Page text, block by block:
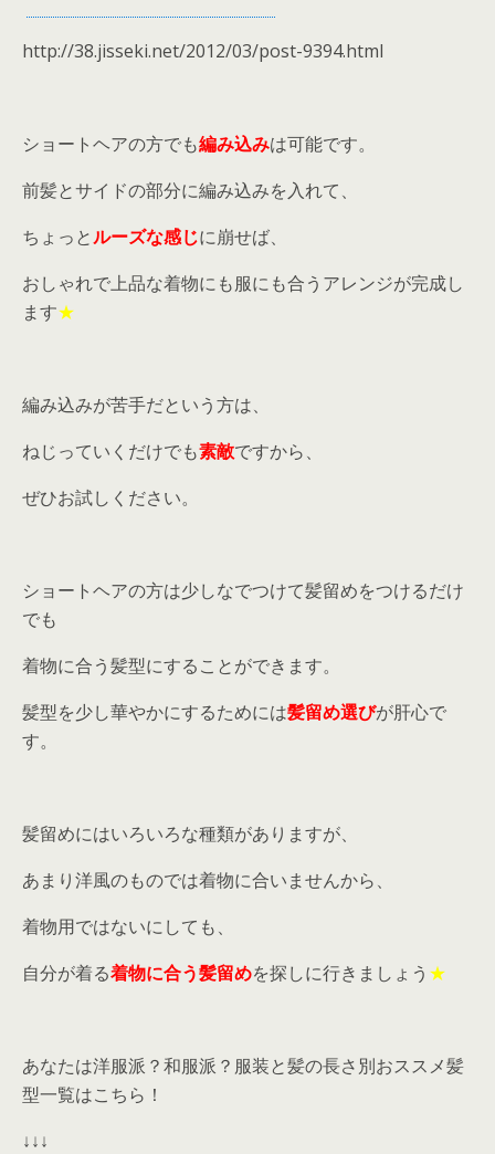
http://38.jisseki.net/2012/03/post-9394.html
ショートヘアの方でも編み込みは可能です。
前髪とサイドの部分に編み込みを入れて、
ちょっとルーズな感じに崩せば、
おしゃれで上品な着物にも服にも合うアレンジが完成し
ます★
編み込みが苦手だという方は、
ねじっていくだけでも素敵ですから、
ぜひお試しください。
ショートヘアの方は少しなでつけて髪留めをつけるだけ
でも
着物に合う髪型にすることができます。
髪型を少し華やかにするためには髪留め選びが肝心で
す。
髪留めにはいろいろな種類がありますが、
あまり洋風のものでは着物に合いませんから、
着物用ではないにしても、
自分が着る着物に合う髪留めを探しに行きましょう ★
あなたは洋服派？和服派？服装と髪の長さ別おススメ髪
型一覧はこちら！
↓↓↓